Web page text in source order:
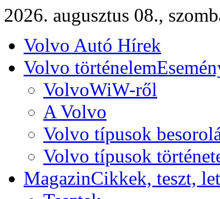
2026. augusztus 08.,
Volvo Autó Hírek
Volvo történelem
VolvoWiW-ről
A Volvo
Volvo típusok
Volvo típusok
MagazinCikkek, teszt,